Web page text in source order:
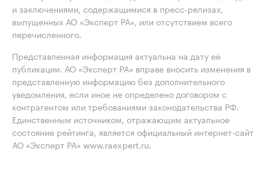
и заключениями, содержащимися в пресс-релизах,
выпущенных АО «Эксперт РА», или отсутствием всего
перечисленного.
Представленная информация актуальна на дату её
публикации. АО «Эксперт РА» вправе вносить изменения в
представленную информацию без дополнительного
уведомления, если иное не определено договором с
контрагентом или требованиями законодательства РФ.
Единственным источником, отражающим актуальное
состояние рейтинга, является официальный интернет-сайт
АО «Эксперт РА» www.raexpert.ru.